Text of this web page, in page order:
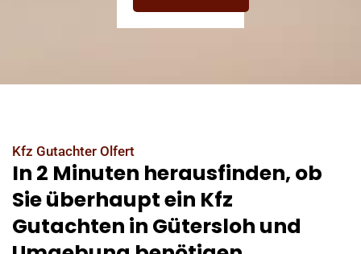
Kfz Gutachter Olfert
In 2 Minuten herausfinden, ob
Sie überhaupt ein Kfz
Gutachten in Gütersloh und